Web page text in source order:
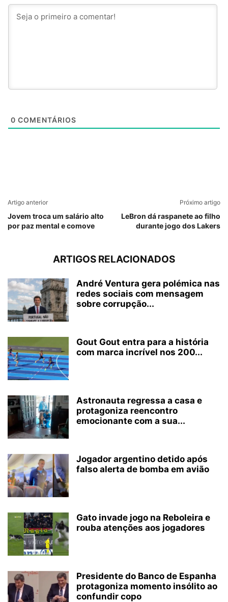
0 COMENTÁRIOS
Artigo anterior
Jovem troca um salário alto
por paz mental e comove
Próximo artigo
LeBron dá raspanete ao filho
durante jogo dos Lakers
ARTIGOS RELACIONADOS
André Ventura gera polémica nas
redes sociais com mensagem
sobre corrupção...
Gout Gout entra para a história
com marca incrível nos 200...
Astronauta regressa a casa e
protagoniza reencontro
emocionante com a sua...
Jogador argentino detido após
falso alerta de bomba em avião
Gato invade jogo na Reboleira e
rouba atenções aos jogadores
Presidente do Banco de Espanha
protagoniza momento insólito ao
confundir copo